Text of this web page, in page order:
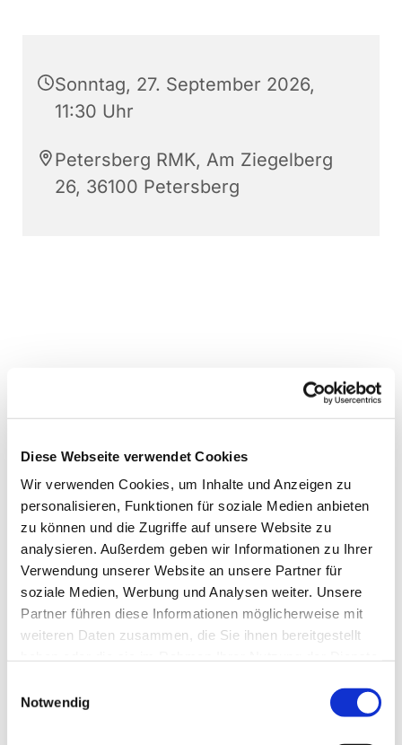
Diese Webseite verwendet Cookies
Wir verwenden Cookies, um Inhalte und Anzeigen zu
personalisieren, Funktionen für soziale Medien anbieten
zu können und die Zugriffe auf unsere Website zu
analysieren. Außerdem geben wir Informationen zu Ihrer
Verwendung unserer Website an unsere Partner für
soziale Medien, Werbung und Analysen weiter. Unsere
Partner führen diese Informationen möglicherweise mit
weiteren Daten zusammen, die Sie ihnen bereitgestellt
Notwendig
Sonntag, 27. September 2026,
11:30 Uhr
Petersberg RMK, Am Ziegelberg
26, 36100 Petersberg
Dies könnte Sie auch
interessieren